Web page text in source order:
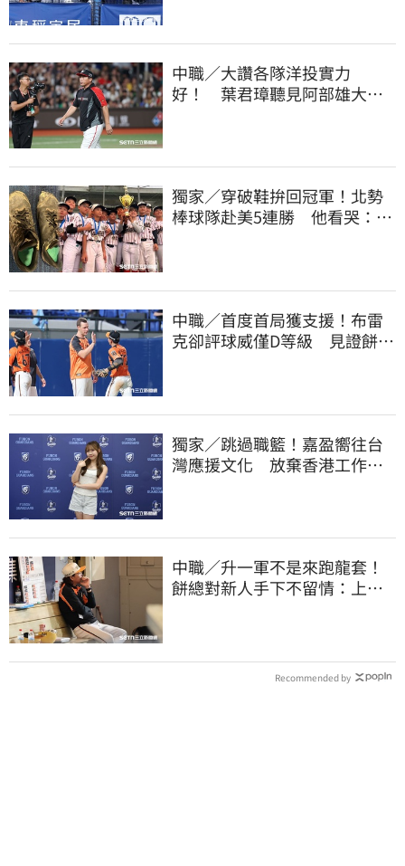
中職／大讚各隊洋投實力
好！ 葉君璋聽見阿部雄大被
獨家／穿破鞋拚回冠軍！北勢
棒球隊赴美5連勝 他看哭：台
中職／首度首局獲支援！布雷
克卻評球威僅D等級 見證餅總
獨家／跳過職籃！嘉盈嚮往台
灣應援文化 放棄香港工作跨
中職／升一軍不是來跑龍套！
餅總對新人手下不留情：上來
Recommended by